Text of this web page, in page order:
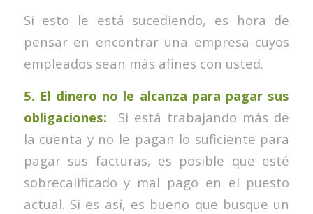
Si esto le está sucediendo, es hora de
pensar en encontrar una empresa cuyos
empleados sean más afines con usted.
5. El dinero no le alcanza para pagar sus
obligaciones: Si está trabajando más de
la cuenta y no le pagan lo suficiente para
pagar sus facturas, es posible que esté
sobrecalificado y mal pago en el puesto
actual. Si es así, es bueno que busque un